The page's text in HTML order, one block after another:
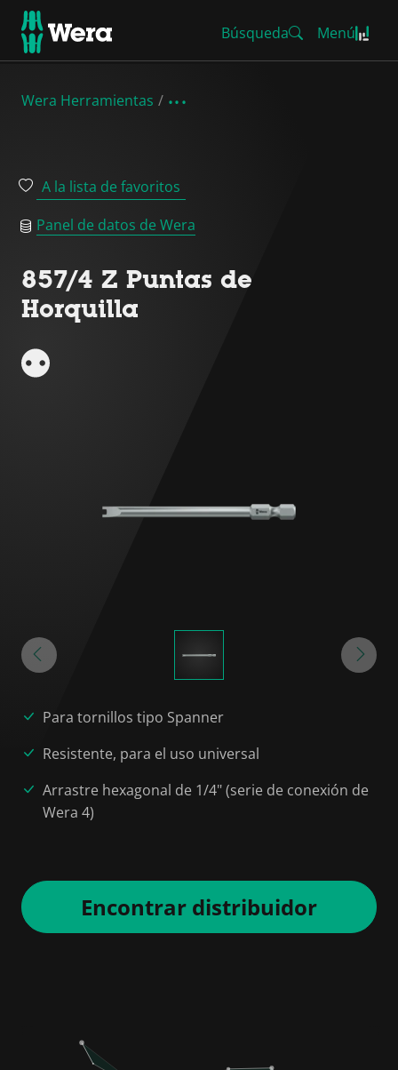
Búsqueda Menú
Wera Herramientas
A la lista de favoritos
Panel de datos de Wera
857/4 Z Puntas de
Horquilla
Para tornillos tipo Spanner
Resistente, para el uso universal
Arrastre hexagonal de 1/4" (serie de conexión de
Wera 4)
Encontrar distribuidor